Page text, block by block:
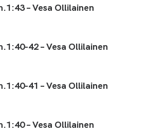
– Vesa Ollilainen
42 – Vesa Ollilainen
41 – Vesa Ollilainen
– Vesa Ollilainen